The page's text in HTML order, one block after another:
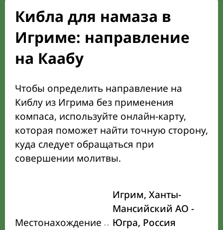
Кибла для намаза в
Игриме: направление
на Каабу
Чтобы определить направление на
Киблу из Игрима без применения
компаса, используйте онлайн-карту,
которая поможет найти точную сторону,
куда следует обращаться при
совершении молитвы.
Местонахождение
Игрим, Ханты-
Мансийский АО -
Югра, Россия